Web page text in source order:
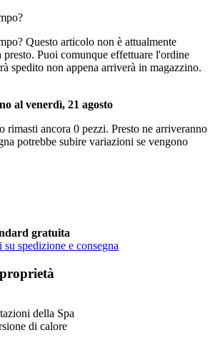
Questo articolo non è attualmente
presto. Puoi comunque effettuare l'ordine
spedito non appena arriverà in magazzino.
al venerdì, 21 agosto
rimasti ancora 0 pezzi. Presto ne arriveranno
potrebbe subire variazioni se vengono
gratuita
spedizione e consegna
della Spa
di calore